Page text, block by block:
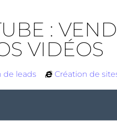
:
VIDÉOS
de leads Création de